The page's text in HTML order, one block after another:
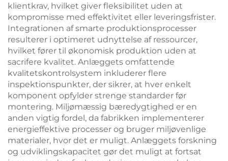
klientkrav, hvilket giver fleksibilitet uden at
kompromisse med effektivitet eller leveringsfrister.
Integrationen af smarte produktionsprocesser
resulterer i optimeret udnyttelse af ressourcer,
hvilket fører til økonomisk produktion uden at
sacrifere kvalitet. Anlæggets omfattende
kvalitetskontrolsystem inkluderer flere
inspektionspunkter, der sikrer, at hver enkelt
komponent opfylder strenge standarder før
montering. Miljømæssig bæredygtighed er en
anden vigtig fordel, da fabrikken implementerer
energieffektive processer og bruger miljøvenlige
materialer, hvor det er muligt. Anlæggets forskning
og udviklingskapacitet gør det muligt at fortsat